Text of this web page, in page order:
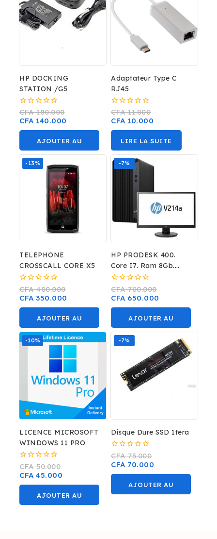
HP DOCKING
STATION /G5
0
sur
5
CFA180.000
CFA 140.000
AJOUTER AU
PANIER
Adaptateur Type C
RJ45
0
sur
5
CFA11.000
CFA 10.000
LIRE LA SUITE
-13%
TELEPHONE
CROSSCALL CORE X5
0
sur
5
CFA400.000
CFA 350.000
AJOUTER AU
PANIER
-7%
HP PRODESK 400.
Core I7. Ram 8Gb.
Disque Dur 1To.
0
sur
5
CFA700.000
CFA 650.000
AJOUTER AU
PANIER
-10%
LICENCE MICROSOFT
WINDOWS 11 PRO
0
sur
5
CFA50.000
CFA 45.000
AJOUTER AU
-7%
Disque Dure SSD 1tera
0
sur
5
CFA75.000
CFA 70.000
AJOUTER AU